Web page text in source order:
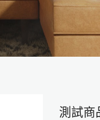
測試商